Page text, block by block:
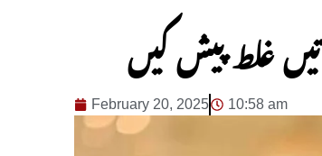
غلط پیش کیں
February 20, 2025 10:58 am